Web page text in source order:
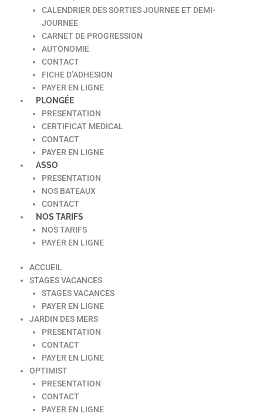
CALENDRIER DES SORTIES JOURNEE ET DEMI-
JOURNEE
CARNET DE PROGRESSION
AUTONOMIE
CONTACT
FICHE D’ADHESION
PAYER EN LIGNE
PLONGÉE
PRESENTATION
CERTIFICAT MEDICAL
CONTACT
PAYER EN LIGNE
ASSO
PRESENTATION
NOS BATEAUX
CONTACT
NOS TARIFS
NOS TARIFS
PAYER EN LIGNE
ACCUEIL
STAGES VACANCES
STAGES VACANCES
PAYER EN LIGNE
JARDIN DES MERS
PRESENTATION
CONTACT
PAYER EN LIGNE
OPTIMIST
PRESENTATION
CONTACT
PAYER EN LIGNE